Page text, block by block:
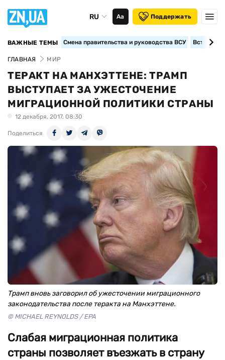
RU Аа Поддержать
ВАЖНЫЕ ТЕМЫ Смена правительства и руководства ВСУ
ГЛАВНАЯ МИР
ТЕРАКТ НА МАНХЭТТЕНЕ: ТРАМП
ВЫСТУПАЕТ ЗА УЖЕСТОЧЕНИЕ
МИГРАЦИОННОЙ ПОЛИТИКИ СТРАНЫ
12 декабря, 2017, 08:30
Поделиться
Трамп вновь заговорил об ужесточении миграционного
законодательства после теракта на Манхэттене.
© MICHAEL REYNOLDS / EPA
Слабая миграционная политика
страны позволяет въезжать в страну